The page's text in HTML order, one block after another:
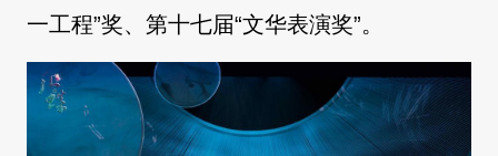
一工程”奖、第十七届“文华表演奖”。